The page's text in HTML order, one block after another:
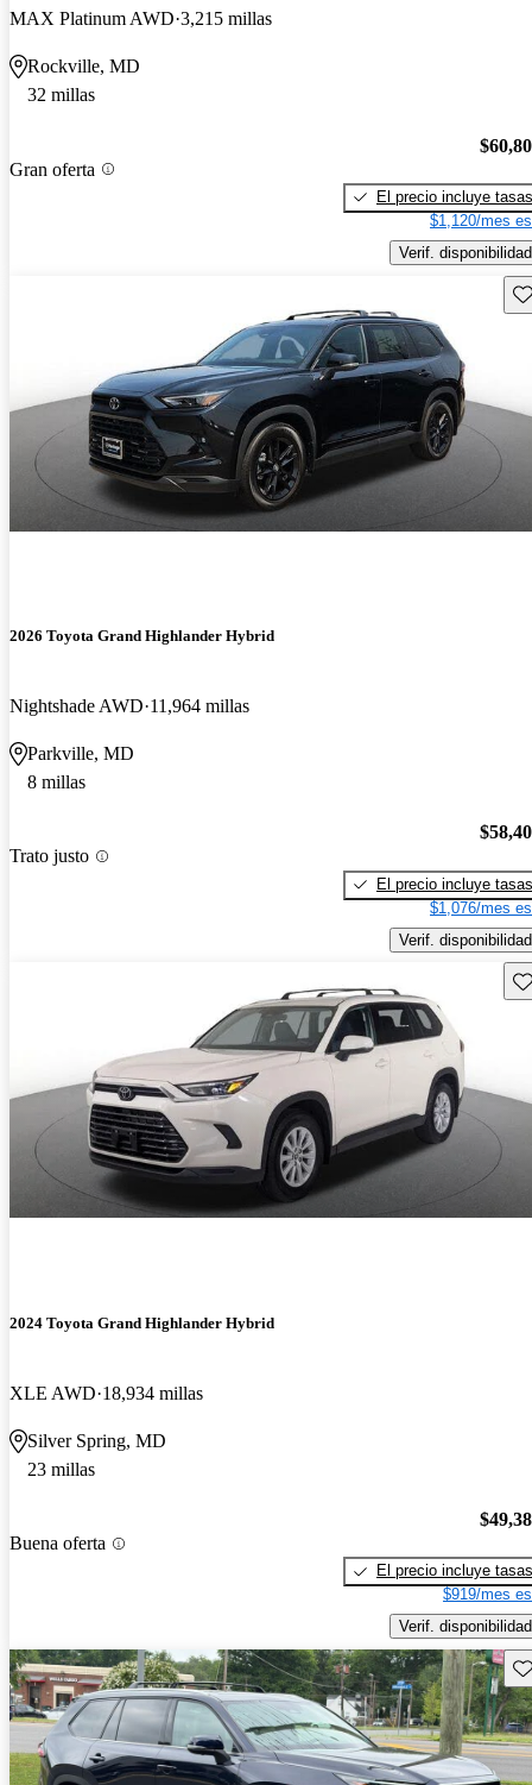
MAX Platinum AWD 3,215 millas
Rockville, MD
32 millas
Gran oferta
El precio incluye tasas
$1,120/mes
Verif. disponibilidad
2026 Toyota Grand Highlander Hybrid
Nightshade AWD 11,964 millas
Parkville, MD
8 millas
Trato justo
El precio incluye tasas
$1,076/mes
Verif. disponibilidad
2024 Toyota Grand Highlander Hybrid
XLE AWD 18,934 millas
Silver Spring, MD
23 millas
Buena oferta
El precio incluye tasas
$919/mes
Verif. disponibilidad